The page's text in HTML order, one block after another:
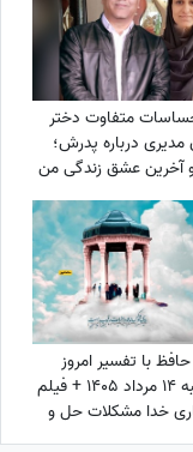
متفاوت دختر
مدیری درباره پدرش؛
و آخرین عشق زندگی من
بابامه» + ویدئو
با تفسیر امروز
چهارشنبه 14 مرداد 1405 + فیلم
خدا مشکلات حل و
تو از خواب بیدار